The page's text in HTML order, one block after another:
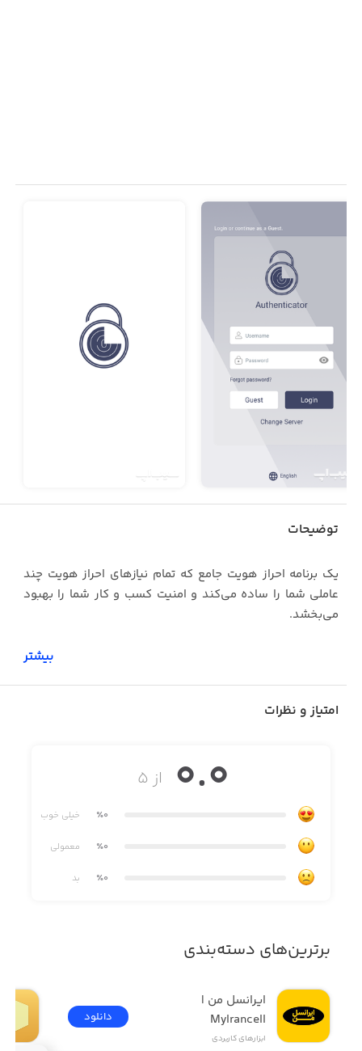
توضیحات
یک برنامه احراز هویت جامع که تمام نیازهای احراز هویت چند
عاملی شما را ساده می‌کند و امنیت کسب و کار شما را بهبود
می‌بخشد.
بیشتر
امتیاز و نظرات
از ۵ 0.0
٪0 خیلی خوب
٪0 معمولی
٪0 بد
برترین‌های دسته‌بندی
MyIrancell
ابزار‌های کاربردی
دانلود